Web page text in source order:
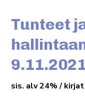
Tunteet
sis. alv 24% /